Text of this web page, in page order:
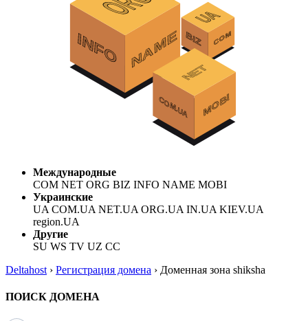
Международные
COM NET ORG BIZ INFO NAME MOBI
Украинские
UA COM.UA NET.UA ORG.UA IN.UA KIEV.UA
region.UA
Другие
SU WS TV UZ CC
Deltahost › Регистрация домена › Доменная зона shiksha
ПОИСК ДОМЕНА